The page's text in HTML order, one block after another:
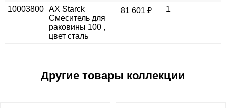
10003800 AX Starck
Смеситель для
раковины 100 ,
цвет сталь
81 601 ₽ 1